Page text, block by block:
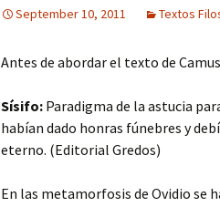
September 10, 2011 Textos
Antes de abordar el texto de
Sísifo: Paradigma de la astucia
habían dado honras fúnebres y
eterno. (Editorial Gredos)
En las metamorfosis de Ovidio se